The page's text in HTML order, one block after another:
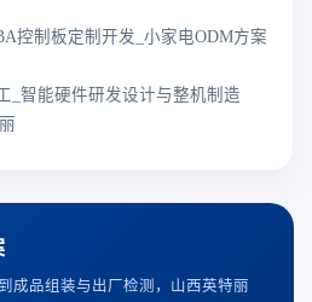
控制板定制开发_小家电ODM方案
_智能硬件研发设计与整机制造
成品组装与出厂检测，山西英特丽